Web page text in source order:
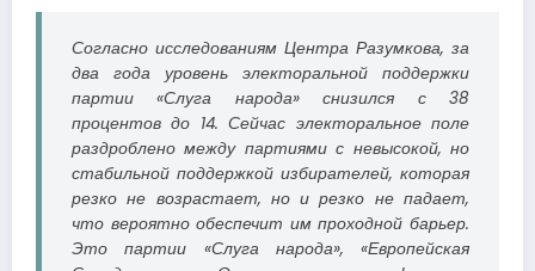
Согласно исследованиям Центра Разумкова, за
два года уровень электоральной поддержки
партии «Слуга народа» снизился с 38
процентов до 14. Сейчас электоральное поле
раздроблено между партиями с невысокой, но
стабильной поддержкой избирателей, которая
резко не возрастает, но и резко не падает,
что вероятно обеспечит им проходной барьер.
Это партии «Слуга народа», «Европейская